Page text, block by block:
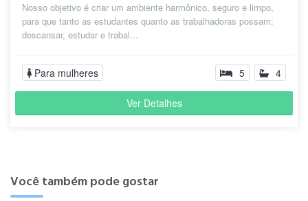
Nosso objetivo é criar um ambiente harmônico, seguro e limpo,
para que tanto as estudantes quanto as trabalhadoras possam:
descansar, estudar e trabal...
Para mulheres 5 4
Ver Detalhes
Você também pode gostar